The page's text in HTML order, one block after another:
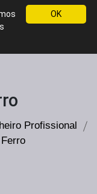
WhatsApp
Profissional
OK